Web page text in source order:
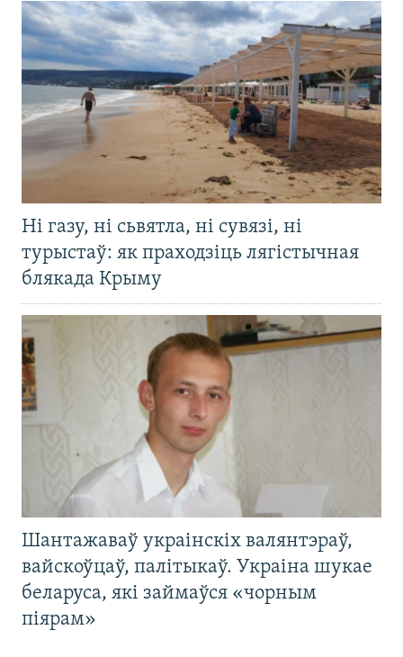
Ні газу, ні сьвятла, ні сувязі, ні
турыстаў: як праходзіць лягістычная
блякада Крыму
Шантажаваў украінскіх валянтэраў,
вайскоўцаў, палітыкаў. Украіна шукае
беларуса, які займаўся «чорным
піярам»